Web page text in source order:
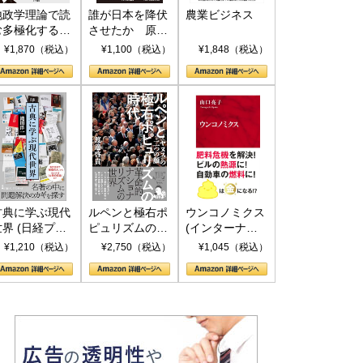
政学理論で読
多極化する世
トランプと
¥1,870（税込）
誰が日本を降伏
させたか 原爆
投下、ソ連参
(PHP新書)
¥1,100（税込）
農業ビジネス
¥1,848（税込）
典に学ぶ現代
界 (日経プレ
アシリーズ)
¥1,210（税込）
ルペンと極右ポ
ピュリズムの時
代：〈ヤヌス〉
¥2,750（税込）
ウンコノミクス
(インターナシ
ョナル新書)
¥1,045（税込）